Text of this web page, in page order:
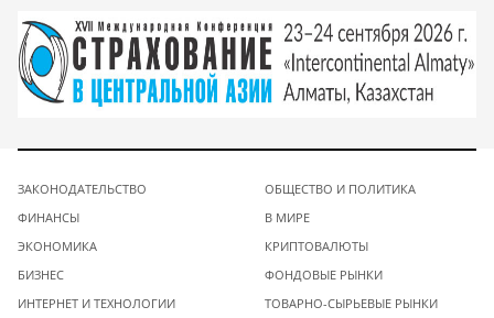
ЗАКОНОДАТЕЛЬСТВО
ФИНАНСЫ
ЭКОНОМИКА
БИЗНЕС
ИНТЕРНЕТ И ТЕХНОЛОГИИ
ОБЩЕСТВО И ПОЛИТИКА
В МИРЕ
КРИПТОВАЛЮТЫ
ФОНДОВЫЕ РЫНКИ
ТОВАРНО-СЫРЬЕВЫЕ РЫНКИ